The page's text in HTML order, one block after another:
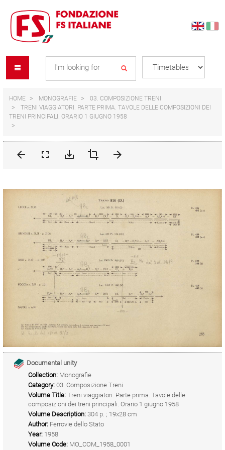
content
navigation
menu
HOME MONOGRAFIE
03. COMPOSIZIONE TRENI
TRENI VIAGGIATORI. PARTE PRIMA. TAVOLE DELLE COMPOSIZIONI DEI
TRENI PRINCIPALI. ORARIO 1 GIUGNO 1958
Documental unity
Collection: Monografie
Category: 03. Composizione Treni
Volume Title: Treni viaggiatori. Parte prima. Tavole delle
composizioni dei treni principali. Orario 1 giugno 1958
Volume Description: 304 p. ; 19x28 cm
Author: Ferrovie dello Stato
Year: 1958
Volume Code: MO_COM_1958_0001